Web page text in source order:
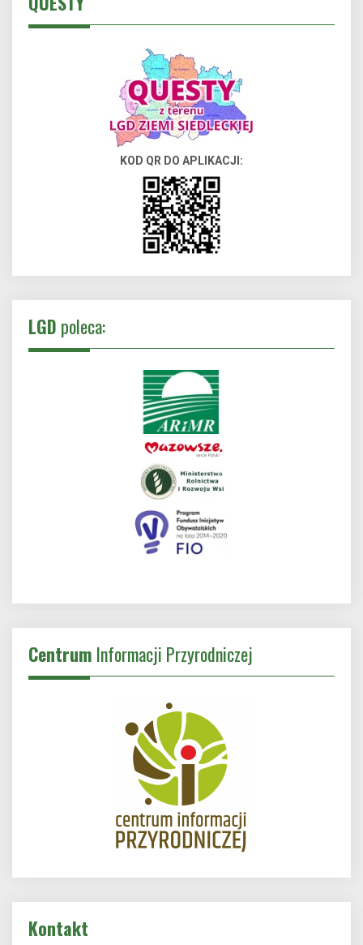
KOD QR DO APLIKACJI:
LGD poleca:
Centrum Informacji Przyrodniczej
Kontakt